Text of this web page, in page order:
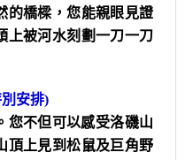
的橋樑，您能親眼見證
上被河水刻劃一刀一刀
安排)
您不但可以感受洛磯山
頂上見到松鼠及巨角野